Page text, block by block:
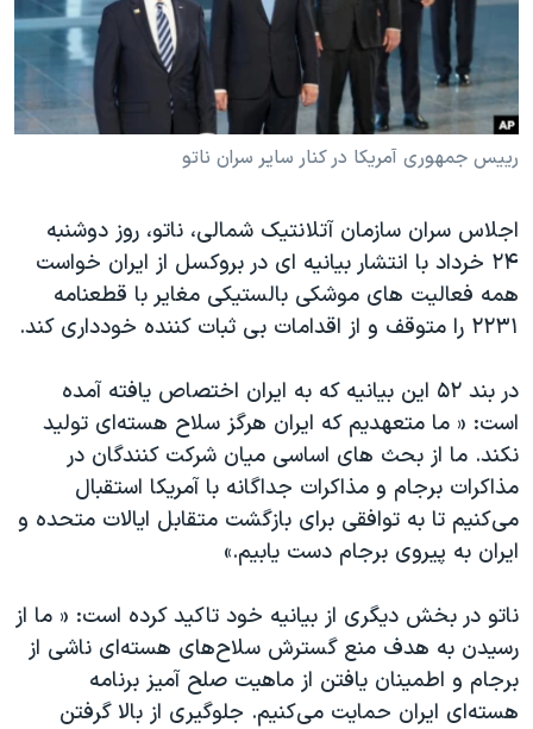
فرهنگ و زندگی
حقوق شهروندی
اقتصادی
علم و فناوری
گالری عکس
آرشیو پخش زنده
مستندها
انتخابات ریاست جمهوری آمریکا ۲۰۲۴
حمله جمهوری اسلامی به اسرائیل
رمز مهسا
اعتراضات زن، زندگی، آزادی
مجموعه مستندهای دادخواهی
تریبونال مردمی آبان ۹۸
چهل سال گروگان‌گیری
قانون شفافیت دارائی کادر رهبری ایران
اعتراضات مردمی آبان ۹۸
اسرائیل در جنگ
همایش محافظه‌کاران آمریکا «سی‌پک»
صفحه‌های ویژه
سفر پرزیدنت ترامپ به چین
دنبال کنید
رییس جمهوری آمریکا در کنار سایر سران ناتو
اجلاس سران سازمان آتلانتیک شمالی، ناتو، روز دوشنبه
۲۴ خرداد با انتشار بیانیه ای در بروکسل از ایران خواست
همه فعالیت های موشکی بالستیکی مغایر با قطعنامه
۲۲۳۱ را متوقف و از اقدامات بی ثبات کننده خودداری کند.
در بند ۵۲ این بیانیه که به ایران اختصاص یافته آمده
است: « ما متعهدیم که ایران هرگز سلاح هسته‌ای تولید
نکند. ما از بحث های اساسی میان شرکت کنندگان در
مذاکرات برجام و مذاکرات جداگانه با آمریکا استقبال
می‌کنیم تا به توافقی برای بازگشت متقابل ایالات متحده و
ایران به پیروی برجام دست یابیم.»
ناتو در بخش دیگری از بیانیه خود تاکید کرده است: « ما از
رسیدن به هدف منع گسترش سلاح‌های هسته‌ای ناشی از
برجام و اطمینان یافتن از ماهیت صلح آمیز برنامه
هسته‌ای ایران حمایت می‌کنیم. جلوگیری از بالا گرفتن